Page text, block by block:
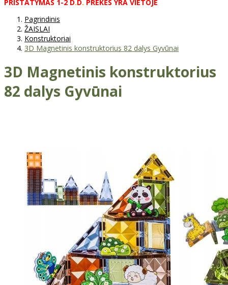
PRISTATYMAS 1-2 D. D. PREKĖS YRA VIETOJE
Pagrindinis
ŽAISLAI
Konstruktoriai
3D Magnetinis konstruktorius 82 dalys Gyvūnai
3D Magnetinis konstruktorius
82 dalys Gyvūnai